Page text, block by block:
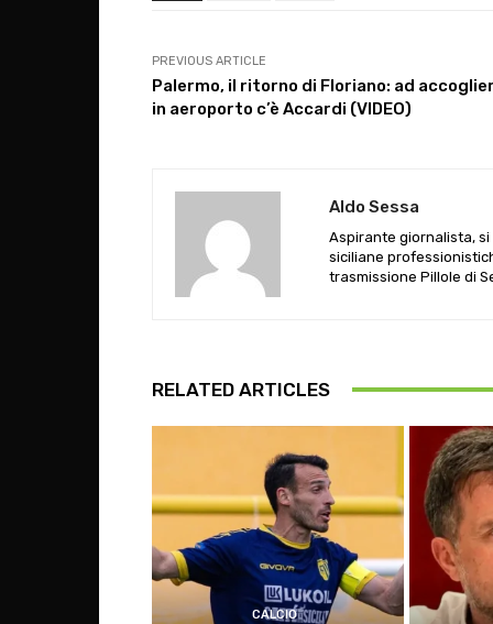
PREVIOUS ARTICLE
Palermo, il ritorno di Floriano: ad
in aeroporto c’è Accardi (VIDEO)
Aldo Sessa
Aspirante giornalista,
siciliane
trasmissione Pillole di
RELATED ARTICLES
CALCIO